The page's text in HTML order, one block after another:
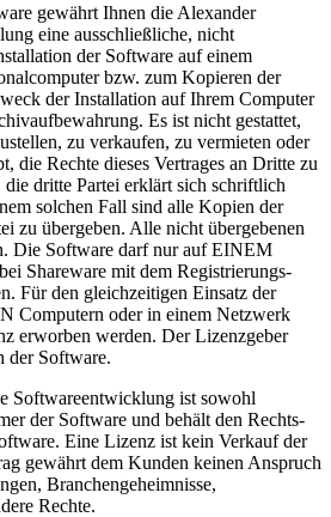
gewährt Ihnen die Alexander
eine ausschließliche, nicht
der Software auf einem
bzw. zum Kopieren der
der Installation auf Ihrem Computer
Es ist nicht gestattet,
zu verkaufen, zu vermieten oder
die Rechte dieses Vertrages an Dritte zu
die dritte Partei erklärt sich schriftlich
solchen Fall sind alle Kopien der
zu übergeben. Alle nicht übergebenen
Die Software darf nur auf EINEM
Shareware mit dem Registrierungs-
Für den gleichzeitigen Einsatz der
Computern oder in einem Netzwerk
erworben werden. Der Lizenzgeber
der Software.
Softwareentwicklung ist sowohl
der Software und behält den Rechts-
Eine Lizenz ist kein Verkauf der
gewährt dem Kunden keinen Anspruch
Branchengeheimnisse,
Rechte.